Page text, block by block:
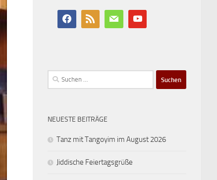
Suchen
nach:
NEUESTE BEITRÄGE
Tanz mit Tangoyim im August 2026
Jiddische Feiertagsgrüße